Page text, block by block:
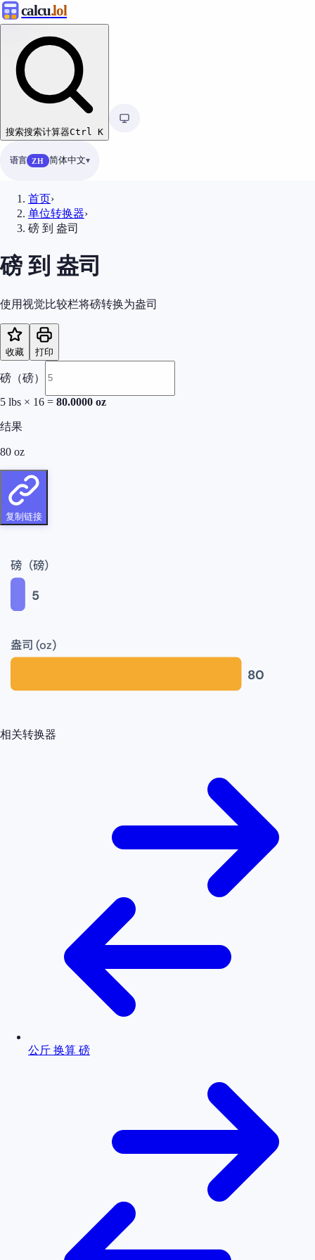
calcu.lol
搜索搜索计算器Ctrl K
语言 ZH 简体中文
首页›
单位转换器›
磅 到 盎司
磅 到 盎司
使用视觉比较栏将磅转换为盎司
收藏 打印
磅（磅）
5 lbs × 16 = 80.0000 oz
结果
80 oz
复制链接
磅（磅）
5
盎司 (oz)
80
相关转换器
公斤 换算 磅